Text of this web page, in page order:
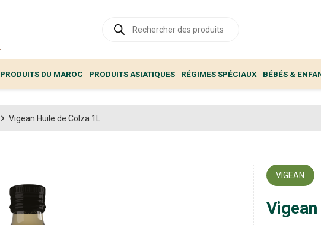
produits
PRODUITS DU MAROC PRODUITS ASIATIQUES RÉGIMES SPÉCIAUX BÉBÉS &
Vigean Huile de Colza 1L
VIGEAN